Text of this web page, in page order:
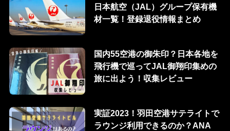
日本航空（JAL）グループ保有機
材一覧！登録退役情報まとめ
国内55空港の御朱印？日本各地を
飛行機で巡ってJAL御翔印集めの
旅に出よう！収集レビュー
実証2023！羽田空港サテライトで
ラウンジ利用できるのか？ANA